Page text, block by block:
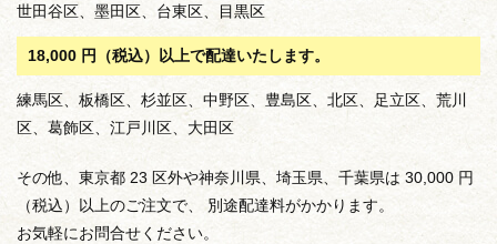
世田谷区、墨田区、台東区、目黒区
18,000 円（税込）以上で配達いたします。
練馬区、板橋区、杉並区、中野区、豊島区、北区、足立区、荒川
区、葛飾区、江戸川区、大田区
その他、東京都 23 区外や神奈川県、埼玉県、千葉県は 30,000 円
（税込）以上のご注文で、 別途配達料がかかります。
お気軽にお問合せください。